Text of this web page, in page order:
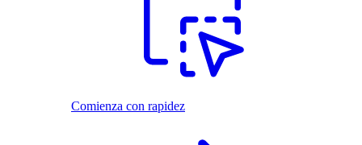
Comienza con rapidez